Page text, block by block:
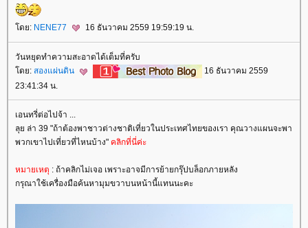
ดย: NENE77 16 ธันวาคม 2559 19:59:19 น.
วันหยุดทำความสะอาดได้เต็มที่ครับ
ดย: สองแผ่นดิน
16 ธันวาคม 2559
23:41:34 น.
เอนทรี่ต่อไปจ้า ...
ลุย ล่า 39 "ถ้าต้องพาชาวต่างชาติเที่ยวในประเทศไทยของเรา คุณวางแผนจะพา
พวกเขาไปเที่ยวที่ไหนบ้าง" คลิกที่นี่ค่ะ
หมายเหตุ : ถ้าคลิกไม่เจอ เพราะอาจมีการย้ายกรุ๊ปบล็อกภายหลัง
กรุณาใช้เครื่องมือค้นหามุมขวาบนหน้านี้แทนนะคะ